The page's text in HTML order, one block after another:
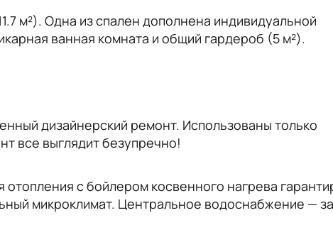
м²). Одна из спален дополнена индивидуальной
ванная комната и общий гардероб (5 м²).
дизайнерский ремонт. Использованы только
все выглядит безупречно!
с бойлером косвенного нагрева
микроклимат. Центральное водоснабжение —